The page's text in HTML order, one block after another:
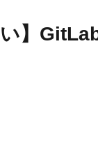
い】